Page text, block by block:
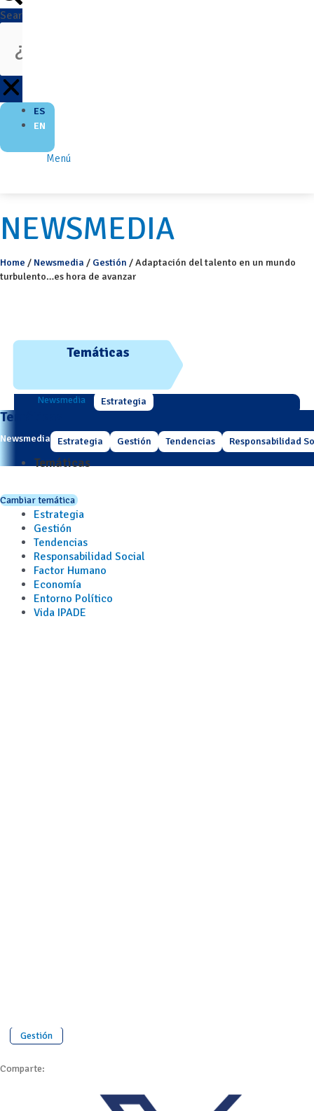
Search
ES
EN
Menú
NEWSMEDIA
Home / Newsmedia / Gestión /Adaptación del talento en un mundo
turbulento…es hora de avanzar
Temáticas
Newsmedia Estrategia
Temáticas
Newsmedia Estrategia Gestión Tendencias Responsabilidad
Temáticas
Cambiar temática
Estrategia
Gestión
Tendencias
Responsabilidad Social
Factor Humano
Economía
Entorno Político
Vida IPADE
Gestión
Comparte: